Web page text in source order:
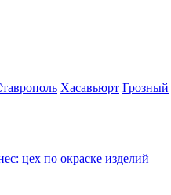
Хасавьюрт Грозный
цех по окраске изделий